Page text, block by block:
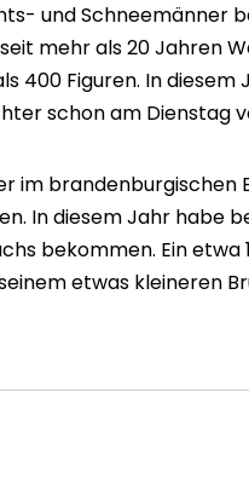
und Schneemänner
mehr als 20 Jahren
400 Figuren. In diesem
schon am Dienstag
im
In diesem Jahr habe
bekommen. Ein
etwas kleineren